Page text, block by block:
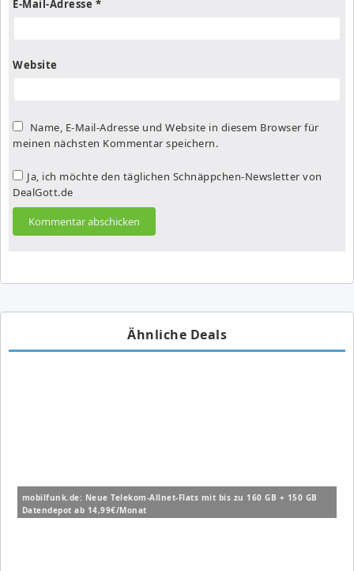
E-Mail-Adresse *
Website
Name, E-Mail-Adresse und Website in diesem Browser für
meinen nächsten Kommentar speichern.
Ja, ich möchte den täglichen Schnäppchen-Newsletter von
DealGott.de
Ähnliche Deals
mobilfunk.de: Neue Telekom-Allnet-Flats mit bis zu 160 GB + 150 GB
Datendepot ab 14,99€/Monat